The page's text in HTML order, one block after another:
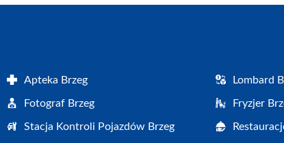
Apteka Brzeg Lombard
Fotograf Brzeg Fryzjer
Stacja Kontroli Pojazdów Brzeg